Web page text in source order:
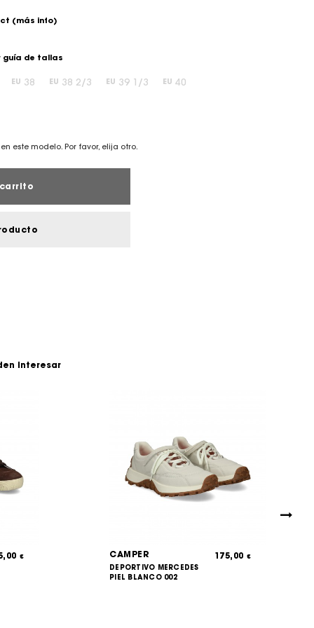
(más info)
guía de tallas
EU 38 EU 38 2/3 EU 39 1/3 EU 40
este modelo. Por favor, elija otro.
interesar
€ CAMPER
DEPORTIVO MERCEDES
PIEL BLANCO 002
175,00€